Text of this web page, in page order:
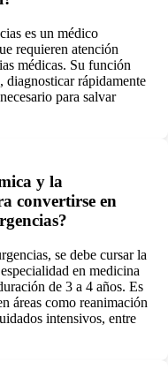
es un médico
requieren atención
médicas. Su función
diagnosticar rápidamente
para salvar
y la
convertirse en
se debe cursar la
en medicina
de 3 a 4 años. Es
áreas como reanimación
intensivos, entre